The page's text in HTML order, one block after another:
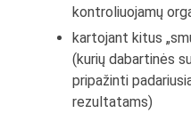
kontroliuojamų
kartojant kitus
(kurių dabartinės
pripažinti
rezultatams)